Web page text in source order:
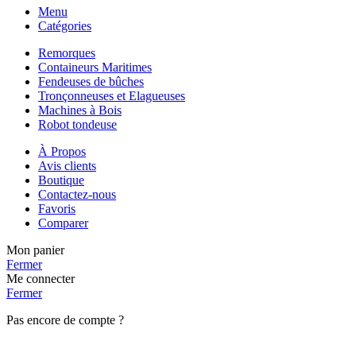
Menu
Catégories
Remorques
Containeurs Maritimes
Fendeuses de bûches
Tronçonneuses et Elagueuses
Machines à Bois
Robot tondeuse
À Propos
Avis clients
Boutique
Contactez-nous
Favoris
Comparer
Mon panier
Fermer
Me connecter
Fermer
Pas encore de compte ?